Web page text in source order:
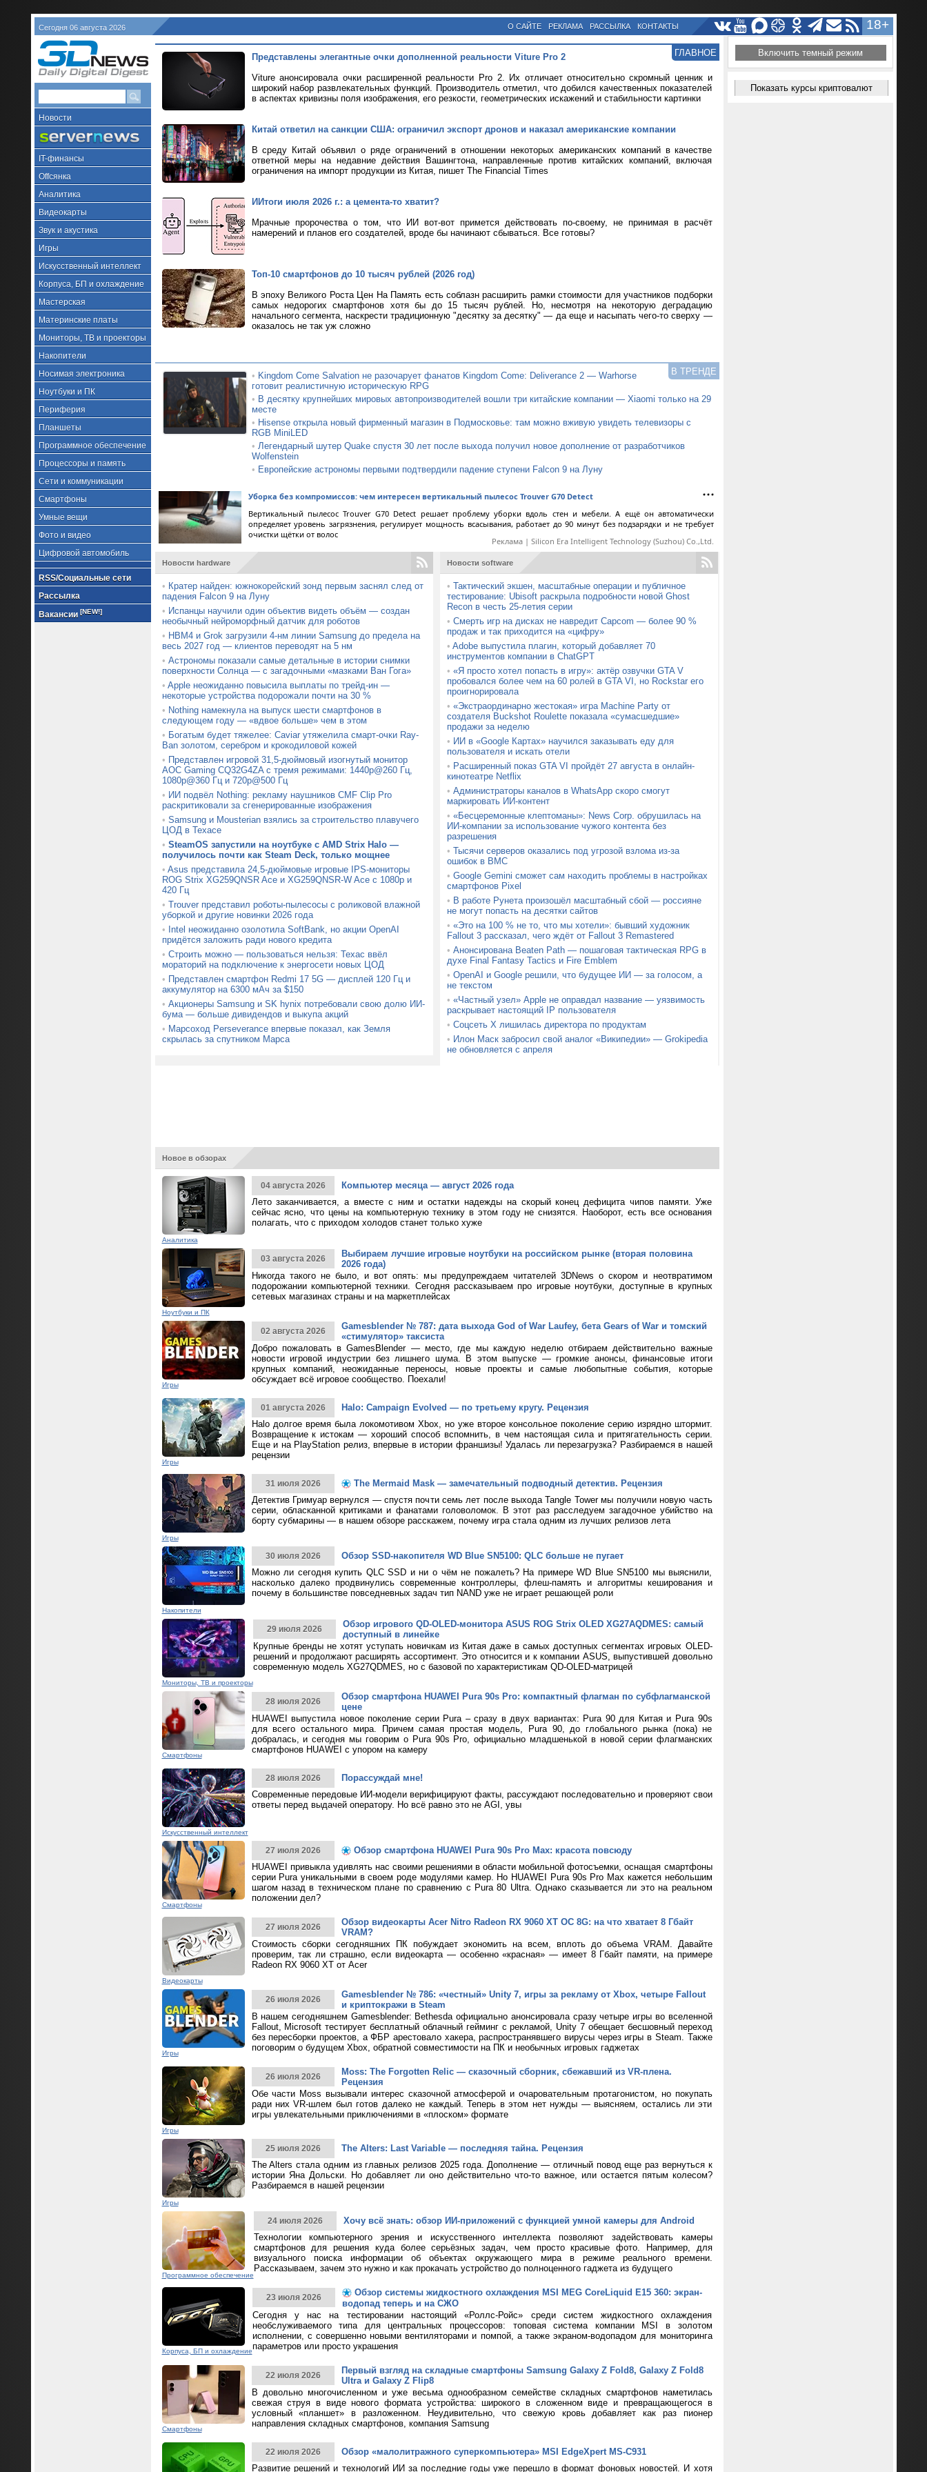
Сегодня 06 августа 2026 18+
О САЙТЕ РЕКЛАМА РАССЫЛКА КОНТАКТЫ
Новости
IT-финансы
Offсянка
Аналитика
Видеокарты
Звук и акустика
Игры
Искусственный интеллект
Корпуса, БП и охлаждение
Мастерская
Материнские платы
Мониторы, ТВ и проекторы
Накопители
Носимая электроника
Ноутбуки и ПК
Периферия
Планшеты
Программное обеспечение
Процессоры и память
Сети и коммуникации
Смартфоны
Умные вещи
Фото и видео
Цифровой автомобиль
RSS/Социальные сети
Рассылка
Вакансии [NEW!]
ГЛАВНОЕ
Представлены элегантные очки дополненной реальности Viture Pro 2
Viture анонсировала очки расширенной реальности Pro 2. Их отличает относительно скромный ценник и
широкий набор развлекательных функций. Производитель отметил, что добился качественных показателей
в аспектах кривизны поля изображения, его резкости, геометрических искажений и стабильности картинки
Китай ответил на санкции США: ограничил экспорт дронов и наказал американские компании
В среду Китай объявил о ряде ограничений в отношении некоторых американских компаний в качестве
ответной меры на недавние действия Вашингтона, направленные против китайских компаний, включая
ограничения на импорт продукции из Китая, пишет The Financial Times
ИИтоги июля 2026 г.: а цемента-то хватит?
Мрачные пророчества о том, что ИИ вот-вот примется действовать по-своему, не принимая в расчёт
намерений и планов его создателей, вроде бы начинают сбываться. Все готовы?
Топ-10 смартфонов до 10 тысяч рублей (2026 год)
В эпоху Великого Роста Цен На Память есть соблазн расширить рамки стоимости для участников подборки
самых недорогих смартфонов хотя бы до 15 тысяч рублей. Но, несмотря на некоторую деградацию
начального сегмента, наскрести традиционную "десятку за десятку" — да еще и насыпать чего-то сверху —
оказалось не так уж сложно
В ТРЕНДЕ
• Kingdom Come Salvation не разочарует фанатов Kingdom Come: Deliverance 2 — Warhorse
готовит реалистичную историческую RPG
• В десятку крупнейших мировых автопроизводителей вошли три китайские компании — Xiaomi только на 29
месте
• Hisense открыла новый фирменный магазин в Подмосковье: там можно вживую увидеть телевизоры с
RGB MiniLED
• Легендарный шутер Quake спустя 30 лет после выхода получил новое дополнение от разработчиков
Wolfenstein
• Европейские астрономы первыми подтвердили падение ступени Falcon 9 на Луну
Уборка без компромиссов: чем интересен вертикальный пылесос Trouver G70 Detect
Вертикальный пылесос Trouver G70 Detect решает проблему уборки вдоль стен и мебели. А ещё он автоматически
определяет уровень загрязнения, регулирует мощность всасывания, работает до 90 минут без подзарядки и не требует
очистки щётки от волос
Реклама | Silicon Era Intelligent Technology (Suzhou) Co.,Ltd.
Новости hardware
• Кратер найден: южнокорейский зонд первым заснял след от
падения Falcon 9 на Луну
• Испанцы научили один объектив видеть объём — создан
необычный нейроморфный датчик для роботов
• HBM4 и Grok загрузили 4-нм линии Samsung до предела на
весь 2027 год — клиентов переводят на 5 нм
• Астрономы показали самые детальные в истории снимки
поверхности Солнца — с загадочными «мазками Ван Гога»
• Apple неожиданно повысила выплаты по трейд-ин —
некоторые устройства подорожали почти на 30 %
• Nothing намекнула на выпуск шести смартфонов в
следующем году — «вдвое больше» чем в этом
• Богатым будет тяжелее: Caviar утяжелила смарт-очки Ray-
Ban золотом, серебром и крокодиловой кожей
• Представлен игровой 31,5-дюймовый изогнутый монитор
AOC Gaming CQ32G4ZA с тремя режимами: 1440p@260 Гц,
1080p@360 Гц и 720p@500 Гц
• ИИ подвёл Nothing: рекламу наушников CMF Clip Pro
раскритиковали за сгенерированные изображения
• Samsung и Mousterian взялись за строительство плавучего
ЦОД в Техасе
• SteamOS запустили на ноутбуке с AMD Strix Halo —
получилось почти как Steam Deck, только мощнее
• Asus представила 24,5-дюймовые игровые IPS-мониторы
ROG Strix XG259QNSR Ace и XG259QNSR-W Ace с 1080p и
420 Гц
• Trouver представил роботы-пылесосы с роликовой влажной
уборкой и другие новинки 2026 года
• Intel неожиданно озолотила SoftBank, но акции OpenAI
придётся заложить ради нового кредита
• Строить можно — пользоваться нельзя: Техас ввёл
мораторий на подключение к энергосети новых ЦОД
• Представлен смартфон Redmi 17 5G — дисплей 120 Гц и
аккумулятор на 6300 мАч за $150
• Акционеры Samsung и SK hynix потребовали свою долю ИИ-
бума — больше дивидендов и выкупа акций
• Марсоход Perseverance впервые показал, как Земля
скрылась за спутником Марса
Новости software
• Тактический экшен, масштабные операции и публичное
тестирование: Ubisoft раскрыла подробности новой Ghost
Recon в честь 25-летия серии
• Смерть игр на дисках не навредит Capcom — более 90 %
продаж и так приходится на «цифру»
• Adobe выпустила плагин, который добавляет 70
инструментов компании в ChatGPT
• «Я просто хотел попасть в игру»: актёр озвучки GTA V
пробовался более чем на 60 ролей в GTA VI, но Rockstar его
проигнорировала
• «Экстраординарно жестокая» игра Machine Party от
создателя Buckshot Roulette показала «сумасшедшие»
продажи за неделю
• ИИ в «Google Картах» научился заказывать еду для
пользователя и искать отели
• Расширенный показ GTA VI пройдёт 27 августа в онлайн-
кинотеатре Netflix
• Администраторы каналов в WhatsApp скоро смогут
маркировать ИИ-контент
• «Бесцеремонные клептоманы»: News Corp. обрушилась на
ИИ-компании за использование чужого контента без
разрешения
• Тысячи серверов оказались под угрозой взлома из-за
ошибок в BMC
• Google Gemini сможет сам находить проблемы в настройках
смартфонов Pixel
• В работе Рунета произошёл масштабный сбой — россияне
не могут попасть на десятки сайтов
• «Это на 100 % не то, что мы хотели»: бывший художник
Fallout 3 рассказал, чего ждёт от Fallout 3 Remastered
• Анонсирована Beaten Path — пошаговая тактическая RPG в
духе Final Fantasy Tactics и Fire Emblem
• OpenAI и Google решили, что будущее ИИ — за голосом, а
не текстом
• «Частный узел» Apple не оправдал название — уязвимость
раскрывает настоящий IP пользователя
• Соцсеть X лишилась директора по продуктам
• Илон Маск забросил свой аналог «Википедии» — Grokipedia
не обновляется с апреля
Новое в обзорах
Аналитика
04 августа 2026
Компьютер месяца — август 2026 года
Лето заканчивается, а вместе с ним и остатки надежды на скорый конец дефицита чипов памяти. Уже
сейчас ясно, что цены на компьютерную технику в этом году не снизятся. Наоборот, есть все основания
полагать, что с приходом холодов станет только хуже
Ноутбуки и ПК
03 августа 2026
Выбираем лучшие игровые ноутбуки на российском рынке (вторая половина
2026 года)
Никогда такого не было, и вот опять: мы предупреждаем читателей 3DNews о скором и неотвратимом
подорожании компьютерной техники. Сегодня рассказываем про игровые ноутбуки, доступные в крупных
сетевых магазинах страны и на маркетплейсах
Игры
02 августа 2026
Gamesblender № 787: дата выхода God of War Laufey, бета Gears of War и томский
«стимулятор» таксиста
Добро пожаловать в GamesBlender — место, где мы каждую неделю отбираем действительно важные
новости игровой индустрии без лишнего шума. В этом выпуске — громкие анонсы, финансовые итоги
крупных компаний, неожиданные переносы, новые проекты и самые любопытные события, которые
обсуждает всё игровое сообщество. Поехали!
Игры
01 августа 2026
Halo: Campaign Evolved — по третьему кругу. Рецензия
Halo долгое время была локомотивом Xbox, но уже второе консольное поколение серию изрядно штормит.
Возвращение к истокам — хороший способ вспомнить, в чем настоящая сила и притягательность серии.
Еще и на PlayStation релиз, впервые в истории франшизы! Удалась ли перезагрузка? Разбираемся в нашей
рецензии
Игры
31 июля 2026
The Mermaid Mask — замечательный подводный детектив. Рецензия
Детектив Гримуар вернулся — спустя почти семь лет после выхода Tangle Tower мы получили новую часть
серии, обласканной критиками и фанатами головоломок. В этот раз расследуем загадочное убийство на
борту субмарины — в нашем обзоре расскажем, почему игра стала одним из лучших релизов лета
Накопители
30 июля 2026
Обзор SSD-накопителя WD Blue SN5100: QLC больше не пугает
Можно ли сегодня купить QLC SSD и ни о чём не пожалеть? На примере WD Blue SN5100 мы выяснили,
насколько далеко продвинулись современные контроллеры, флеш-память и алгоритмы кеширования и
почему в большинстве повседневных задач тип NAND уже не играет решающей роли
Мониторы, ТВ и проекторы
29 июля 2026
Обзор игрового QD-OLED-монитора ASUS ROG Strix OLED XG27AQDMES: самый
доступный в линейке
Крупные бренды не хотят уступать новичкам из Китая даже в самых доступных сегментах игровых OLED-
решений и продолжают расширять ассортимент. Это относится и к компании ASUS, выпустившей довольно
современную модель XG27QDMES, но с базовой по характеристикам QD-OLED-матрицей
Смартфоны
28 июля 2026
Обзор смартфона HUAWEI Pura 90s Pro: компактный флагман по субфлагманской
цене
HUAWEI выпустила новое поколение серии Pura – сразу в двух вариантах: Pura 90 для Китая и Pura 90s
для всего остального мира. Причем самая простая модель, Pura 90, до глобального рынка (пока) не
добралась, и сегодня мы говорим о Pura 90s Pro, официально младшенькой в новой серии флагманских
смартфонов HUAWEI с упором на камеру
Искусственный интеллект
28 июля 2026
Порассуждай мне!
Современные передовые ИИ-модели верифицируют факты, рассуждают последовательно и проверяют свои
ответы перед выдачей оператору. Но всё равно это не AGI, увы
Смартфоны
27 июля 2026
Обзор смартфона HUAWEI Pura 90s Pro Max: красота повсюду
HUAWEI привыкла удивлять нас своими решениями в области мобильной фотосъемки, оснащая смартфоны
серии Pura уникальными в своем роде модулями камер. Но HUAWEI Pura 90s Pro Max кажется небольшим
шагом назад в техническом плане по сравнению с Pura 80 Ultra. Однако сказывается ли это на реальном
положении дел?
Видеокарты
27 июля 2026
Обзор видеокарты Acer Nitro Radeon RX 9060 XT OC 8G: на что хватает 8 Гбайт
VRAM?
Стоимость сборки сегодняшних ПК побуждает экономить на всем, вплоть до объема VRAM. Давайте
проверим, так ли страшно, если видеокарта — особенно «красная» — имеет 8 Гбайт памяти, на примере
Radeon RX 9060 XT от Acer
Игры
26 июля 2026
Gamesblender № 786: «честный» Unity 7, игры за рекламу от Xbox, четыре Fallout
и криптокражи в Steam
В нашем сегодняшнем Gamesblender: Bethesda официально анонсировала сразу четыре игры во вселенной
Fallout, Microsoft тестирует бесплатный облачный гейминг с рекламой, Unity 7 обещает бесшовный переход
без пересборки проектов, а ФБР арестовало хакера, распространявшего вирусы через игры в Steam. Также
поговорим о будущем Xbox, обратной совместимости на ПК и необычных игровых гаджетах
Игры
26 июля 2026
Moss: The Forgotten Relic — сказочный сборник, сбежавший из VR-плена.
Рецензия
Обе части Moss вызывали интерес сказочной атмосферой и очаровательным протагонистом, но покупать
ради них VR-шлем был готов далеко не каждый. Теперь в этом нет нужды — выясняем, остались ли эти
игры увлекательными приключениями в «плоском» формате
Игры
25 июля 2026
The Alters: Last Variable — последняя тайна. Рецензия
The Alters стала одним из главных релизов 2025 года. Дополнение — отличный повод еще раз вернуться к
истории Яна Дольски. Но добавляет ли оно действительно что-то важное, или остается пятым колесом?
Разбираемся в нашей рецензии
Программное обеспечение
24 июля 2026
Хочу всё знать: обзор ИИ-приложений с функцией умной камеры для Android
Технологии компьютерного зрения и искусственного интеллекта позволяют задействовать камеры
смартфонов для решения куда более серьёзных задач, чем просто красивые фото. Например, для
визуального поиска информации об объектах окружающего мира в режиме реального времени.
Рассказываем, зачем это нужно и как прокачать устройство до полноценного гаджета из будущего
Корпуса, БП и охлаждение
23 июля 2026
Обзор системы жидкостного охлаждения MSI MEG CoreLiquid E15 360: экран-
водопад теперь и на СЖО
Сегодня у нас на тестировании настоящий «Роллс-Ройс» среди систем жидкостного охлаждения
необслуживаемого типа для центральных процессоров: топовая система компании MSI в золотом
исполнении, с совершенно новыми вентиляторами и помпой, а также экраном-водопадом для мониторинга
параметров или просто украшения
Смартфоны
22 июля 2026
Первый взгляд на складные смартфоны Samsung Galaxy Z Fold8, Galaxy Z Fold8
Ultra и Galaxy Z Flip8
В довольно многочисленном и уже весьма однообразном семействе складных смартфонов наметилась
свежая струя в виде нового формата устройства: широкого в сложенном виде и превращающегося в
условный «планшет» в разложенном. Неудивительно, что свежую кровь добавляет как раз пионер
направления складных смартфонов, компания Samsung
22 июля 2026
Обзор «малолитражного суперкомпьютера» MSI EdgeXpert MS-C931
Развитие решений и технологий ИИ за последние годы уже перешло в формат фоновых новостей. И хотя
Включить темный режим
Показать курсы криптовалют